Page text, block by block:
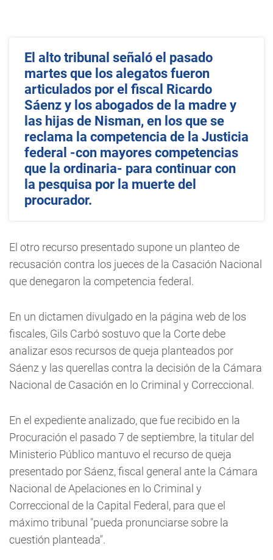
El alto tribunal señaló el pasado
martes que los alegatos fueron
articulados por el fiscal Ricardo
Sáenz y los abogados de la madre y
las hijas de Nisman, en los que se
reclama la competencia de la Justicia
federal -con mayores competencias
que la ordinaria- para continuar con
la pesquisa por la muerte del
procurador.
El otro recurso presentado supone un planteo de
recusación contra los jueces de la Casación Nacional
que denegaron la competencia federal.
En un dictamen divulgado en la página web de los
fiscales, Gils Carbó sostuvo que la Corte debe
analizar esos recursos de queja planteados por
Sáenz y las querellas contra la decisión de la Cámara
Nacional de Casación en lo Criminal y Correccional.
En el expediente analizado, que fue recibido en la
Procuración el pasado 7 de septiembre, la titular del
Ministerio Público mantuvo el recurso de queja
presentado por Sáenz, fiscal general ante la Cámara
Nacional de Apelaciones en lo Criminal y
Correccional de la Capital Federal, para que el
máximo tribunal "pueda pronunciarse sobre la
cuestión planteada".